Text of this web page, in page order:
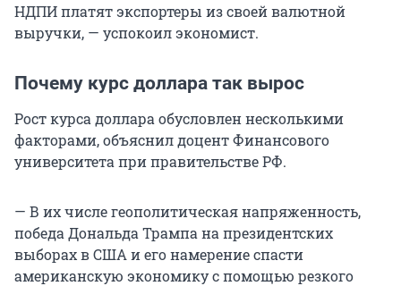
НДПИ платят экспортеры из своей валютной
выручки, — успокоил экономист.
Почему курс доллара так вырос
Рост курса доллара обусловлен несколькими
факторами, объяснил доцент Финансового
университета при правительстве РФ.
— В их числе геополитическая напряженность,
победа Дональда Трампа на президентских
выборах в США и его намерение спасти
американскую экономику с помощью резкого